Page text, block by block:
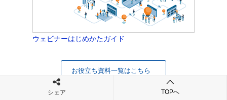
ウェビナーはじめかたガイド
お役立ち資料一覧はこちら
シェア TOPへ